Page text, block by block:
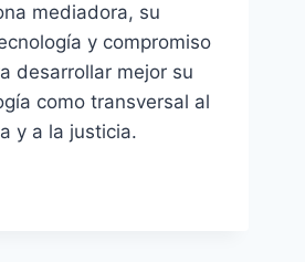
mediadora, su
y compromiso
desarrollar mejor su
como transversal al
y a la justicia.